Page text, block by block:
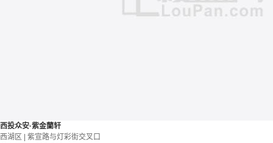
西投众安·紫金蘭轩
西湖区 | 紫宣路与灯彩街交叉口